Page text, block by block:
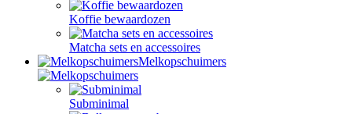
Koffie bewaardozen
Matcha sets en accessoires
Melkopschuimers
Subminimal